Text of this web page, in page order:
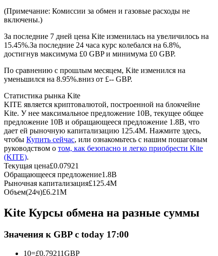
USDC фьючерсы
Фьючерсы с использованием USDC в качестве
обеспечения
Присоединяйтесь к лучшим трейдерам
(Примечание: Комиссии за обмен и газовые расходы не
включены.)
За последние 7 дней цена Kite изменилась на увеличилось на
15.45%.За последние 24 часа курс колебался на 6.8%,
достигнув максимума £0 GBP и минимума £0 GBP.
По сравнению с прошлым месяцем, Kite изменился на
уменьшился на 8.95%.вниз от £-- GBP.
Статистика рынка Kite
KITE является криптовалютой, построенной на блокчейне
Kite. У нее максимальное предложение 10B, текущее общее
предложение 10B и обращающееся предложение 1.8B, что
дает ей рыночную капитализацию 125.4M. Нажмите здесь,
чтобы Купить сейчас, или ознакомьтесь с нашим пошаговым
руководством о том, как безопасно и легко приобрести Kite
(KITE).
Текущая цена£0.07921
Обращающееся предложение1.8B
Рыночная капитализация£125.4M
Объем(24ч)£6.21M
Kite Курсы обмена на разные суммы
Значения к GBP с today 17:00
10=£0.79211GBP